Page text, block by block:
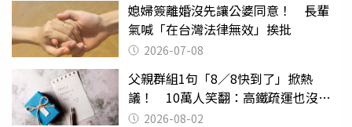
媳婦簽離婚沒先讓公婆同意！ 長輩
氣喊「在台灣法律無效」挨批
2026-07-08
父親群組1句「8／8快到了」掀熱
議！ 10萬人笑翻：高鐵疏運也沒列
父親節
2026-08-02